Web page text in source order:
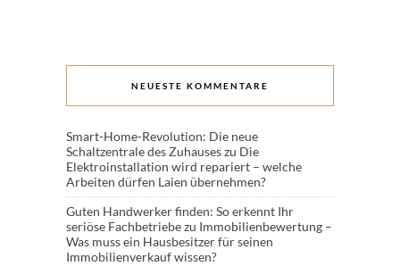
NEUESTE KOMMENTARE
Smart-Home-Revolution: Die neue
Schaltzentrale des Zuhauseszu Die
Elektroinstallation wird repariert – welche
Arbeiten dürfen Laien übernehmen?
Guten Handwerker finden: So erkennt Ihr
seriöse Fachbetriebezu Immobilienbewertung –
Was muss ein Hausbesitzer für seinen
Immobilienverkauf wissen?